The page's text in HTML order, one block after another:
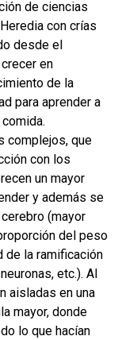
de ciencias
con crías
desde el
en
de la
para aprender a
complejos, que
con los
un mayor
y además se
(mayor
del peso
de la ramificación
etc.). Al
aisladas en una
mayor, donde
lo que hacían